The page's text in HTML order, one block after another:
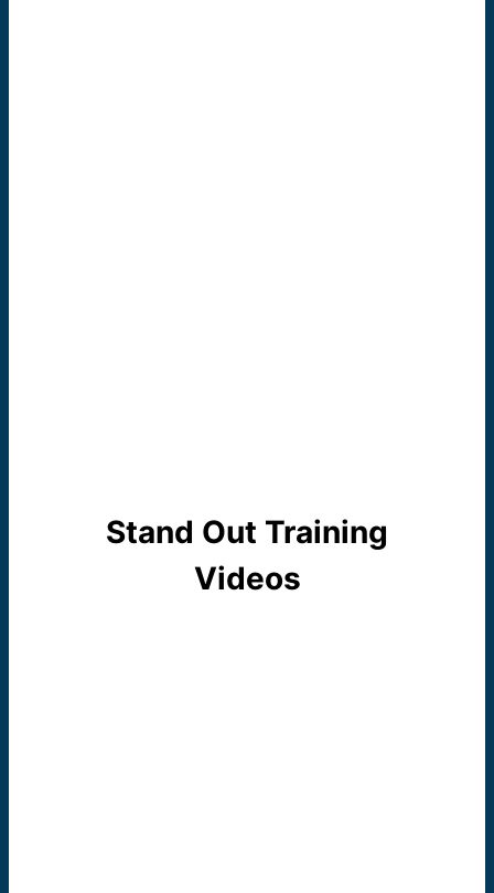
Stand Out Training
Videos